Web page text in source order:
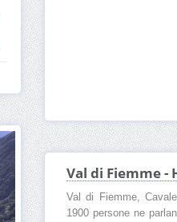
Val di Fiemme -
Val di Fiemme,
1900 persone ne